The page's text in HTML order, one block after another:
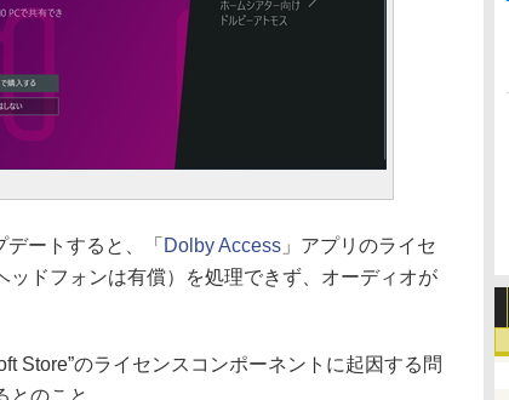
ートすると、「 Dolby Access 」アプリのライセ
ッドフォンは有償）を処理できず、オーディオが
Store”のライセンスコンポーネントに起因する問
のこと。